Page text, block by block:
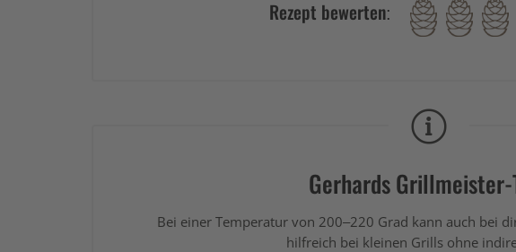
Rezept bewerten:
Gerhards Grillmeister-
Bei einer Temperatur von 200–220 Grad kann auch bei
hilfreich bei kleinen Grills ohne